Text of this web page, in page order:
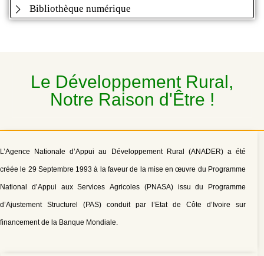
Bibliothèque numérique
Le Développement Rural,
Notre Raison d'Être !
L’Agence Nationale d’Appui au Développement Rural (ANADER) a été
créée le 29 Septembre 1993 à la faveur de la mise en œuvre du Programme
National d’Appui aux Services Agricoles (PNASA) issu du Programme
d’Ajustement Structurel (PAS) conduit par l’Etat de Côte d’Ivoire sur
financement de la Banque Mondiale.